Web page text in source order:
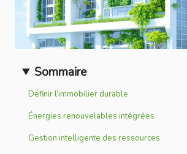
Sommaire
Définir l’immobilier durable
Énergies renouvelables intégrées
Gestion intelligente des ressources